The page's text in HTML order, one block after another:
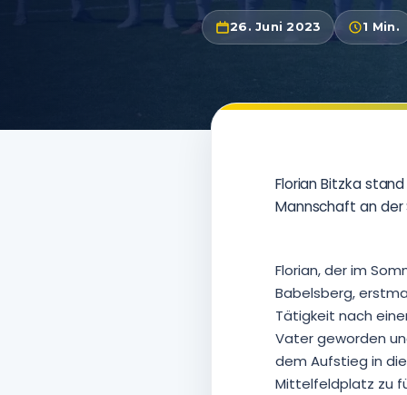
26. Juni 2023 1 Min.
Florian Bitzka
Mannschaft an der
Florian, der im
Babelsberg,
Tätigkeit nach
Vater geworden
dem Aufstieg in
Mittelfeldplatz zu